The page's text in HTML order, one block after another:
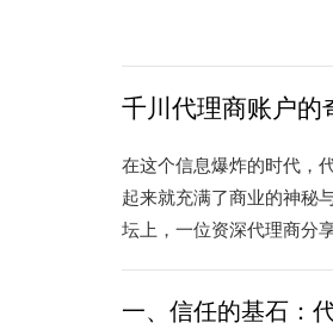
千川代理商账户的
在这个信息爆炸的时代，
起来就充满了商业的神秘
坛上，一位资深代理商分享
一、信任的基石：